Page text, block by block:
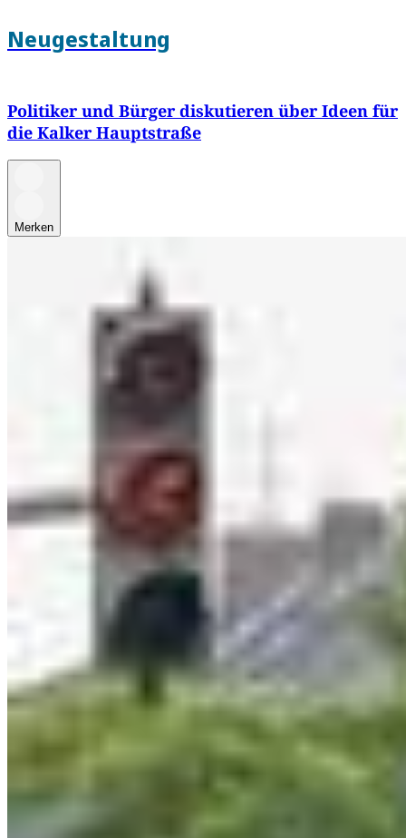
Neugestaltung
Politiker und Bürger diskutieren über Ideen für
die Kalker Hauptstraße
Merken